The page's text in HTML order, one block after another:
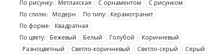
По рисунку:
Метлахская С орнаментом
С рисунком
По стилю:
Модерн По типу:
Керамогранит
По форме:
Квадратная
По цвету:
Бежевый Белый Голубой
Коричневый
Разноцветный
Светло-коричневый Светло-серый
Серый